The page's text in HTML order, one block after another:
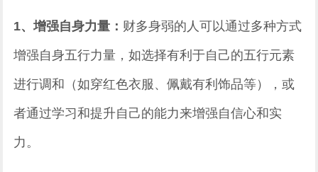
1、增强自身力量： 财多身弱的人可以通过多种方式
增强自身五行力量，如选择有利于自己的五行元素
进行调和（如穿红色衣服、佩戴有利饰品等），或
者通过学习和提升自己的能力来增强自信心和实
力。